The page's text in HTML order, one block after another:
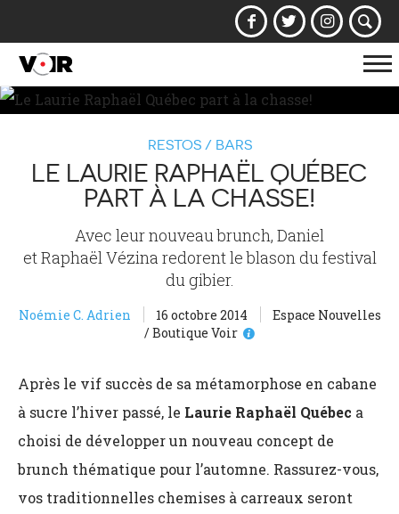
la
RESTOS / BARS
LE LAURIE RAPHAËL QUÉBEC
PART À LA CHASSE!
Avec leur nouveau brunch, Daniel
et Raphaël Vézina redorent le blason du festival
du gibier.
Noémie C. Adrien 16 octobre 2014
Espace Nouvelles
/ Boutique Voir
Après le vif succès de sa métamorphose en cabane
à sucre l’hiver passé, le Laurie Raphaël Québec a
choisi de développer un nouveau concept de
brunch thématique pour l’automne. Rassurez-vous,
vos traditionnelles chemises à carreaux seront